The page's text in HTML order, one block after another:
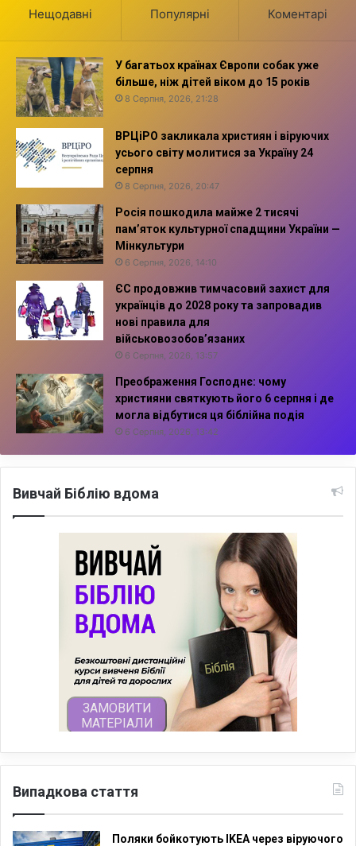
Нещодавні Популярні Коментарі
У багатьох країнах Європи собак уже
більше, ніж дітей віком до 15 років
8 Серпня, 2026, 21:28
ВРЦіРО закликала християн і віруючих
усього світу молитися за Україну 24
серпня
8 Серпня, 2026, 20:47
Росія пошкодила майже 2 тисячі
пам’яток культурної спадщини України —
Мінкультури
6 Серпня, 2026, 14:10
ЄС продовжив тимчасовий захист для
українців до 2028 року та запровадив
нові правила для
військовозобов’язаних
6 Серпня, 2026, 13:57
Преображення Господнє: чому
християни святкують його 6 серпня і де
могла відбутися ця біблійна подія
6 Серпня, 2026, 13:42
Вивчай Біблію вдома
Випадкова стаття
Поляки бойкотують IKEA через віруючого